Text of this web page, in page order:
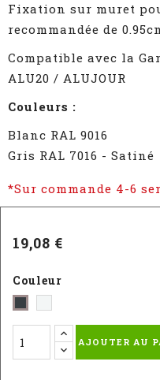
Fixation sur muret
recommandée de
Compatible avec la
ALU20 / ALUJOUR
Couleurs :
Blanc RAL 9016
Gris RAL 7016 - Satiné
*Sur commande 4-6
19,08 €
Couleur
Gris
-
RAL
satiné
(RAL
AJOUTER AU